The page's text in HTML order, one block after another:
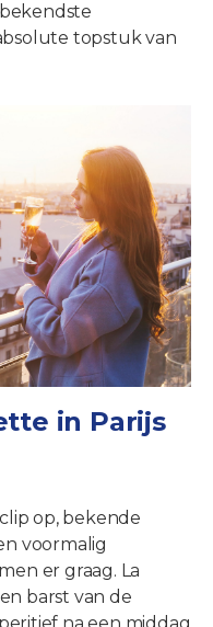
topstuk van
in Parijs
op, bekende
voormalig
er graag. La
barst van de
na een middag